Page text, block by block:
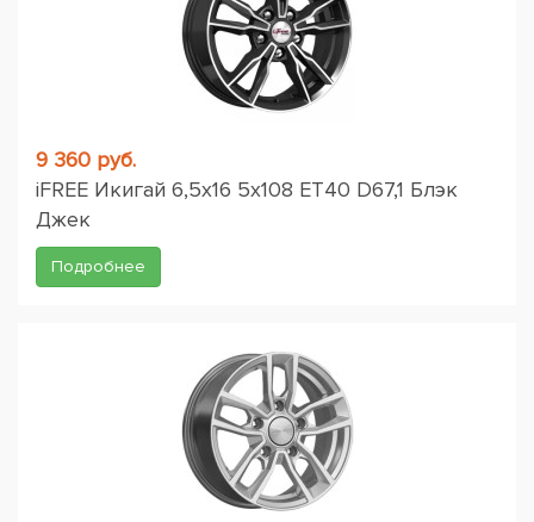
9 360 руб.
iFREE Икигай 6,5x16 5x108 ET40 D67,1 Блэк
Джек
Подробнее